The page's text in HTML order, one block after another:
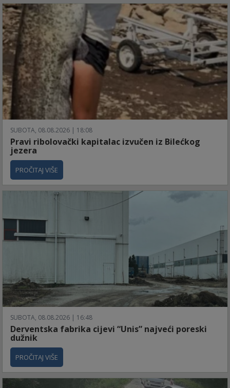
SUBOTA, 08.08.2026 | 18:08
Pravi ribolovački kapitalac izvučen iz Bilećkog
jezera
PROČITAJ VIŠE
SUBOTA, 08.08.2026 | 16:48
Derventska fabrika cijevi “Unis” najveći poreski
dužnik
PROČITAJ VIŠE